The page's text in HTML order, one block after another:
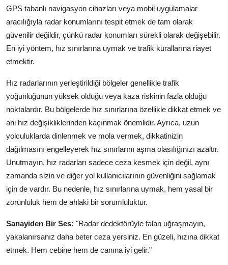
GPS tabanlı navigasyon cihazları veya mobil uygulamalar
aracılığıyla radar konumlarını tespit etmek de tam olarak
güvenilir değildir, çünkü radar konumları sürekli olarak değişebilir.
En iyi yöntem, hız sınırlarına uymak ve trafik kurallarına riayet
etmektir.
Hız radarlarının yerleştirildiği bölgeler genellikle trafik
yoğunluğunun yüksek olduğu veya kaza riskinin fazla olduğu
noktalardır. Bu bölgelerde hız sınırlarına özellikle dikkat etmek ve
ani hız değişikliklerinden kaçınmak önemlidir. Ayrıca, uzun
yolculuklarda dinlenmek ve mola vermek, dikkatinizin
dağılmasını engelleyerek hız sınırlarını aşma olasılığınızı azaltır.
Unutmayın, hız radarları sadece ceza kesmek için değil, aynı
zamanda sizin ve diğer yol kullanıcılarının güvenliğini sağlamak
için de vardır. Bu nedenle, hız sınırlarına uymak, hem yasal bir
zorunluluk hem de ahlaki bir sorumluluktur.
Sanayiden Bir Ses: "Radar dedektörüyle falan uğraşmayın,
yakalanırsanız daha beter ceza yersiniz. En güzeli, hızına dikkat
etmek. Hem cebine hem de canına iyi gelir."